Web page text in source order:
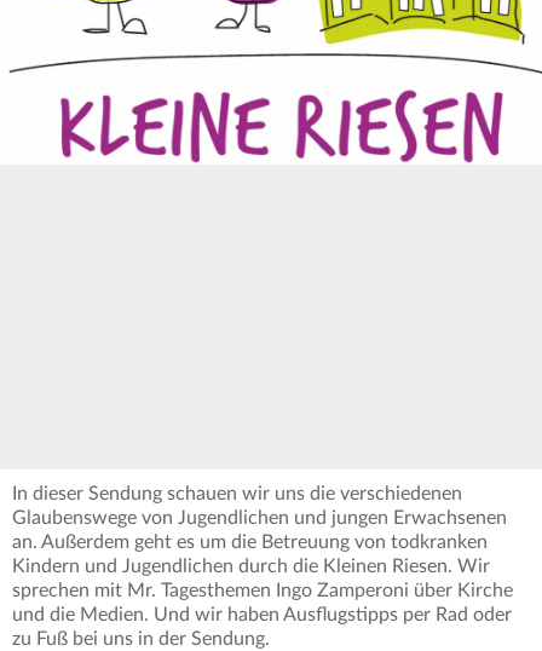
In dieser Sendung schauen wir uns die verschiedenen
Glaubenswege von Jugendlichen und jungen Erwachsenen
an. Außerdem geht es um die Betreuung von todkranken
Kindern und Jugendlichen durch die Kleinen Riesen. Wir
sprechen mit Mr. Tagesthemen Ingo Zamperoni über Kirche
und die Medien. Und wir haben Ausflugstipps per Rad oder
zu Fuß bei uns in der Sendung.